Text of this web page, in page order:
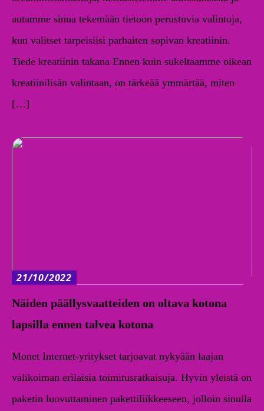
autamme sinua tekemään tietoon perustuvia valintoja,
kun valitset tarpeisiisi parhaiten sopivan kreatiinin.
Tiede kreatiinin takana Ennen kuin sukeltaamme oikean
kreatiinilisän valintaan, on tärkeää ymmärtää, miten
[…]
21/10/2022
Näiden päällysvaatteiden on oltava kotona
lapsilla ennen talvea kotona
Monet Internet-yritykset tarjoavat nykyään laajan
valikoiman erilaisia toimitusratkaisuja. Hyvin yleistä on
paketin luovuttaminen pakettiliikkeeseen, jolloin sinulla